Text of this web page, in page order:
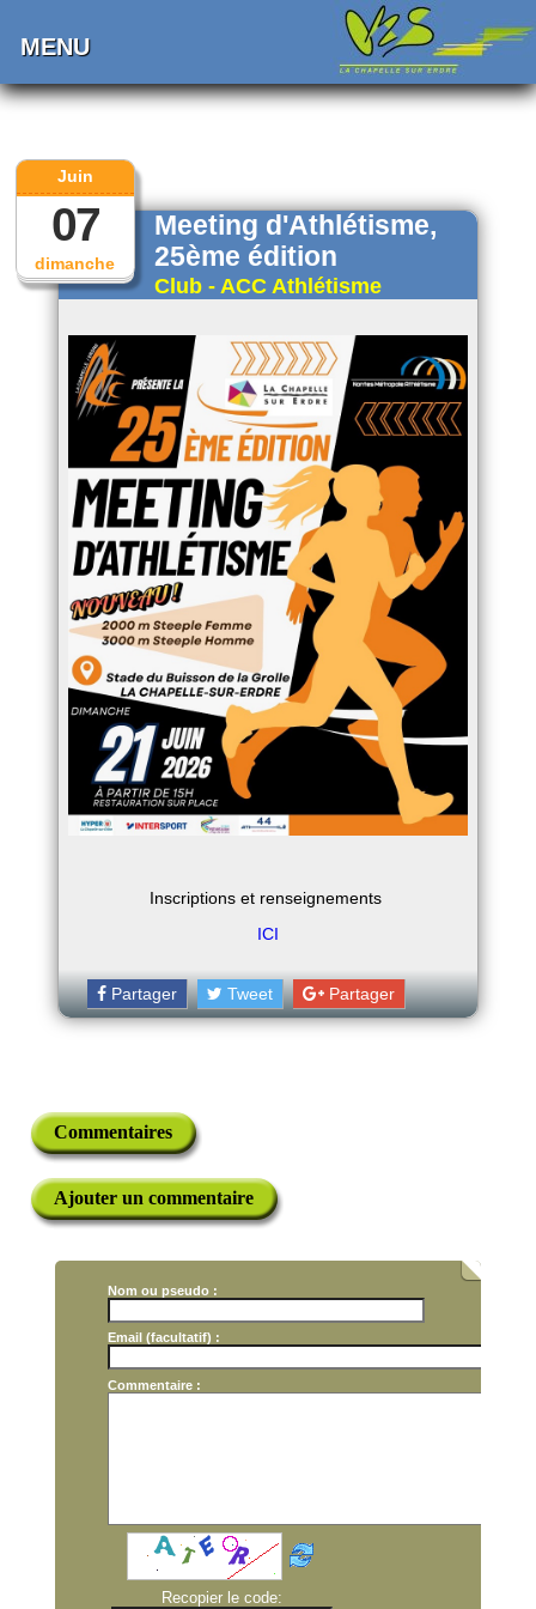
MENU
dimanche
Juin
07
Meeting d'Athlétisme,
25ème édition
Club - ACC Athlétisme
Inscriptions et renseignements
ICI
Partager Tweet Partager
Commentaires
Ajouter un commentaire
Nom ou pseudo :
Email (facultatif) :
Commentaire :
Recopier le code: